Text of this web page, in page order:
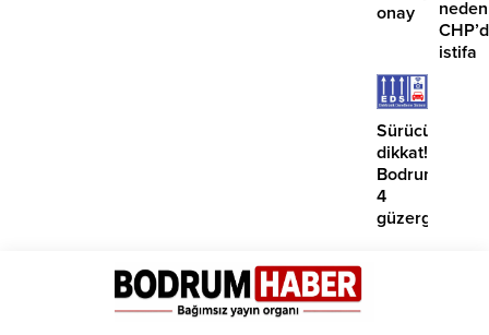
onay
neden
istifa
Sürücüler
dikkat!
Bodrum’da
4
güzergahta